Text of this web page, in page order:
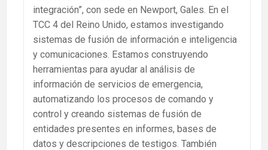
integración”, con sede en Newport, Gales. En el
TCC 4 del Reino Unido, estamos investigando
sistemas de fusión de información e inteligencia
y comunicaciones. Estamos construyendo
herramientas para ayudar al análisis de
información de servicios de emergencia,
automatizando los procesos de comando y
control y creando sistemas de fusión de
entidades presentes en informes, bases de
datos y descripciones de testigos. También